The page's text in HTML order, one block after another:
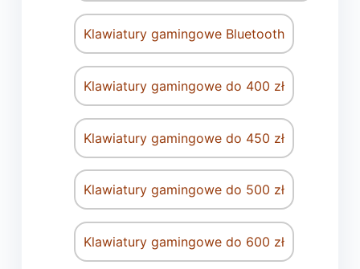
Klawiatury gamingowe Bluetooth
Klawiatury gamingowe do 400 zł
Klawiatury gamingowe do 450 zł
Klawiatury gamingowe do 500 zł
Klawiatury gamingowe do 600 zł